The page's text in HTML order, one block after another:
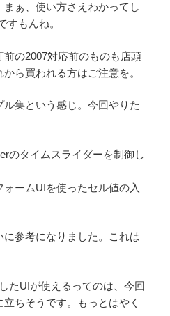
ぁ、使い方さえわかってし
すもんね。
の2007対応前のものも店頭
ら買われる方はご注意を。
集という感じ。今回やりた
のタイムスライダーを制御し
ームUIを使ったセル値の入
参考になりました。これは
たUIが使えるってのは、今回
ちそうです。もっとはやく